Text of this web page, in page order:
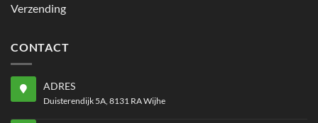
Verzending
CONTACT
ADRES
Duisterendijk 5A, 8131 RA Wijhe